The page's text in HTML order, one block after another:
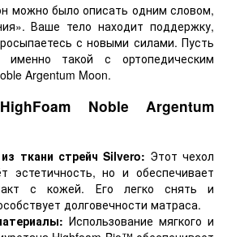
можно было описать одним словом,
Ваше тело находит поддержку,
с новыми силами. Пусть
такой с ортопедическим
Argentum Moon.
Noble Argentum
ткани стрейч Silvero: Этот чехол
эстетичность, но и обеспечивает
с кожей. Его легко снять и
долговечности матраса.
Использование мягкого и